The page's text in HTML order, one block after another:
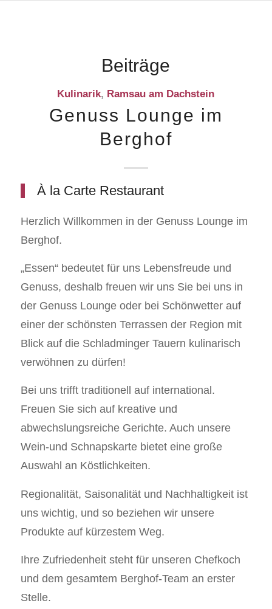
Beiträge
Kulinarik, Ramsau am Dachstein
Genuss Lounge im
Berghof
À la Carte Restaurant
Herzlich Willkommen in der Genuss Lounge im
Berghof.
„Essen“ bedeutet für uns Lebensfreude und
Genuss, deshalb freuen wir uns Sie bei uns in
der Genuss Lounge oder bei Schönwetter auf
einer der schönsten Terrassen der Region mit
Blick auf die Schladminger Tauern kulinarisch
verwöhnen zu dürfen!
Bei uns trifft traditionell auf international.
Freuen Sie sich auf kreative und
abwechslungsreiche Gerichte. Auch unsere
Wein-und Schnapskarte bietet eine große
Auswahl an Köstlichkeiten.
Regionalität, Saisonalität und Nachhaltigkeit ist
uns wichtig, und so beziehen wir unsere
Produkte auf kürzestem Weg.
Ihre Zufriedenheit steht für unseren Chefkoch
und dem gesamtem Berghof-Team an erster
Stelle.